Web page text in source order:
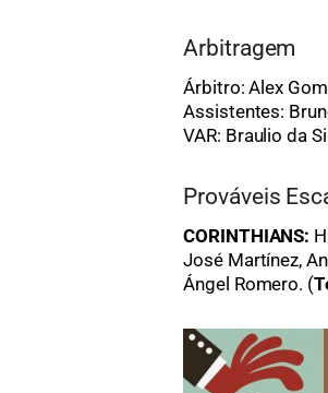
Arbitragem
Árbitro: Alex
Assistentes:
VAR: Braulio da
Prováveis
CORINTHIANS:
José Martínez,
Ángel Romero. (